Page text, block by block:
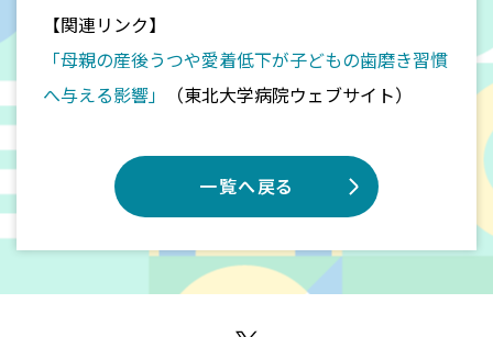
【関連リンク】
「母親の産後うつや愛着低下が子どもの歯磨き習慣
へ与える影響」
（東北大学病院ウェブサイト）
一覧へ戻る